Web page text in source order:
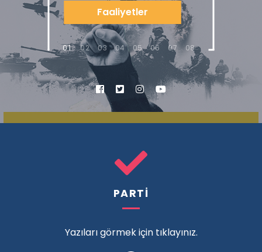
Faaliyetler
1 2 3 4 5 6 7 8
PARTİ
Yazıları görmek için tıklayınız.